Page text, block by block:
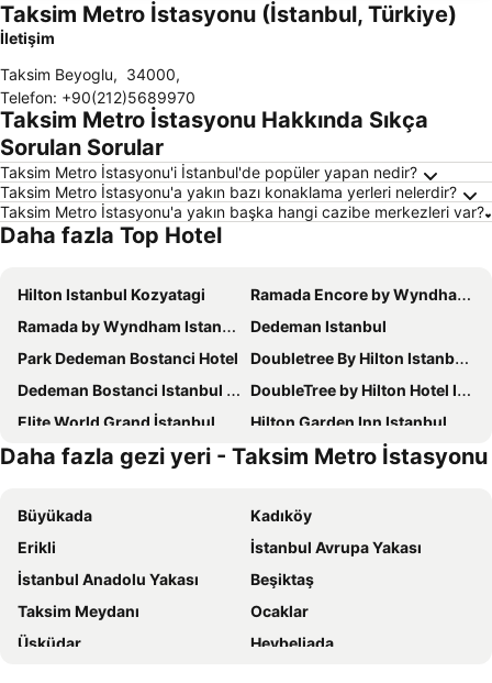
Taksim Metro İstasyonu (İstanbul, Türkiye)
İletişim
Taksim Beyoglu, 34000,
Telefon: +90(212)5689970
Taksim Metro İstasyonu Hakkında Sıkça
Sorulan Sorular
Taksim Metro İstasyonu'i İstanbul'de popüler yapan nedir?
Taksim Metro İstasyonu'a yakın bazı konaklama yerleri nelerdir?
Taksim Metro İstasyonu'a yakın başka hangi cazibe merkezleri var?
Daha fazla Top Hotel
Hilton Istanbul Kozyatagi
Ramada Encore by Wyndham Istanbul Bayrampasa
Ramada by Wyndham Istanbul Golden Horn
Dedeman Istanbul
Park Dedeman Bostanci Hotel
Doubletree By Hilton Istanbul Topkapı
Dedeman Bostanci Istanbul Hotel & Convention Center
DoubleTree by Hilton Hotel Istanbul - Moda
Elite World Grand İstanbul Küçükyalı
Hilton Garden Inn Istanbul Ataturk Airport
Residence Inn By Marriott Istanbul Atasehir
DoubleTree by Hilton Hotel Istanbul - Piyalepasa
The Grand Tarabya Managed by Accor
Ciragan Palace Kempinski Istanbul
Ramada Hotel & Suites by Wyndham Istanbul Merter
The Bostancı Hotel
ibis Istanbul Zeytinburnu
The Green Park Bostancı
Bof Hotels Ceo Suites Atasehir
Swissotel The Bosphorus Istanbul
Renaissance Istanbul Polat Bosphorus Hotel
Pera Palace Hotel
Daha fazla gezi yeri - Taksim Metro İstasyonu
Büyükada
Kadıköy
Erikli
İstanbul Avrupa Yakası
İstanbul Anadolu Yakası
Beşiktaş
Taksim Meydanı
Ocaklar
Üsküdar
Heybeliada